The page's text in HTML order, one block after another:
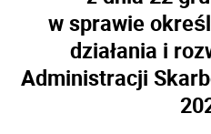
w sprawie
działania i
Administracji